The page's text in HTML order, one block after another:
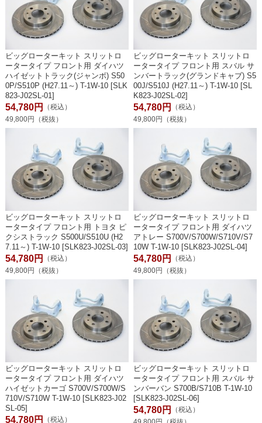
ビッグローターキット スリットロ
ータータイプ フロント用 ダイハツ
ハイゼットトラック(ジャンボ) S50
0P/S510P (H27.11～) T-1W-10 [SLK
823-J02SL-01]
54,780円
（税込）
49,800円（税抜）
ビッグローターキット スリットロ
ータータイプ フロント用 スバル サ
ンバートラック(グランドキャブ) S5
00J/S510J (H27.11～) T-1W-10 [SL
K823-J02SL-02]
54,780円
（税込）
49,800円（税抜）
ビッグローターキット スリットロ
ータータイプ フロント用 トヨタ ピ
クシストラック S500U/S510U (H2
7.11～) T-1W-10 [SLK823-J02SL-03]
54,780円
（税込）
49,800円（税抜）
ビッグローターキット スリットロ
ータータイプ フロント用 ダイハツ
アトレー S700V/S700W/S710V/S7
10W T-1W-10 [SLK823-J02SL-04]
54,780円
（税込）
49,800円（税抜）
ビッグローターキット スリットロ
ータータイプ フロント用 ダイハツ
ハイゼットカーゴ S700V/S700W/S
710V/S710W T-1W-10 [SLK823-J02
SL-05]
54,780円
（税込）
ビッグローターキット スリットロ
ータータイプ フロント用 スバル サ
ンバーバン S700B/S710B T-1W-10
[SLK823-J02SL-06]
54,780円
（税込）